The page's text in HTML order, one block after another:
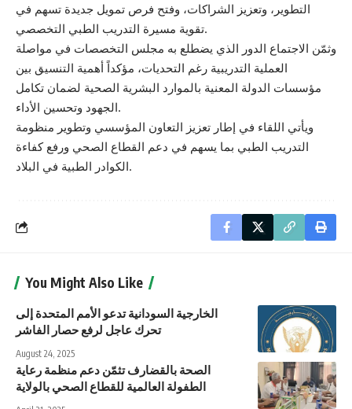
التطوير، وتعزيز الشراكات، وفتح فرص تمويل جديدة تسهم في
تقوية مسيرة التدريب الطبي التخصصي.
وثمّن الاجتماع الدور الذي يضطلع به مجلس التخصصات في مواصلة
العملية التدريبية رغم التحديات، مؤكداً أهمية التنسيق بين
مؤسسات الدولة المعنية بالموارد البشرية الصحية لضمان تكامل
الجهود وتحسين الأداء.
ويأتي اللقاء في إطار تعزيز التعاون المؤسسي وتطوير منظومة
التدريب الطبي بما يسهم في دعم القطاع الصحي ورفع كفاءة
الكوادر الطبية في البلاد.
You Might Also Like
الخارجية السودانية تدعو الأمم المتحدة إلى
تحرك عاجل لرفع حصار الفاشر
August 24, 2025
الصحة بالقضارف تثمّن دعم منظمة رعاية
الطفولة العالمية للقطاع الصحي بالولاية